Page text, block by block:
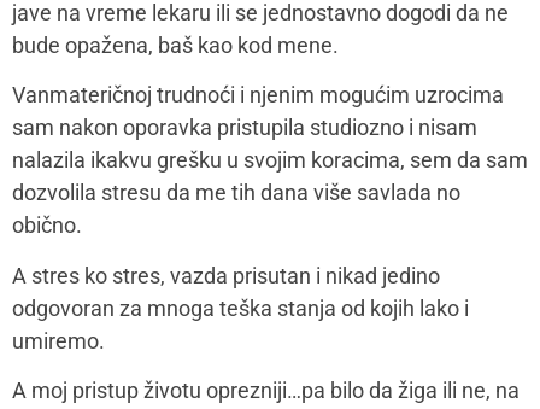
jave na vreme lekaru ili se jednostavno dogodi da ne
bude opažena, baš kao kod mene.
Vanmateričnoj trudnoći i njenim mogućim uzrocima
sam nakon oporavka pristupila studiozno i nisam
nalazila ikakvu grešku u svojim koracima, sem da sam
dozvolila stresu da me tih dana više savlada no
obično.
A stres ko stres, vazda prisutan i nikad jedino
odgovoran za mnoga teška stanja od kojih lako i
umiremo.
A moj pristup životu oprezniji…pa bilo da žiga ili ne, na